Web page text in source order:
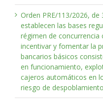
Orden PRE/113/2026,
establecen las bases
régimen de
incentivar y fomentar la
bancarios básicos
en funcionamiento,
cajeros automáticos en
riesgo de